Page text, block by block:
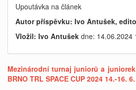
Upoutávka na článek
Autor příspěvku: Ivo Antušek,
Vložil: Ivo Antušek dne: 14.06.2024
Mezinárodní turnaj juniorů a
BRNO TRL SPACE CUP 2024 14.-16.